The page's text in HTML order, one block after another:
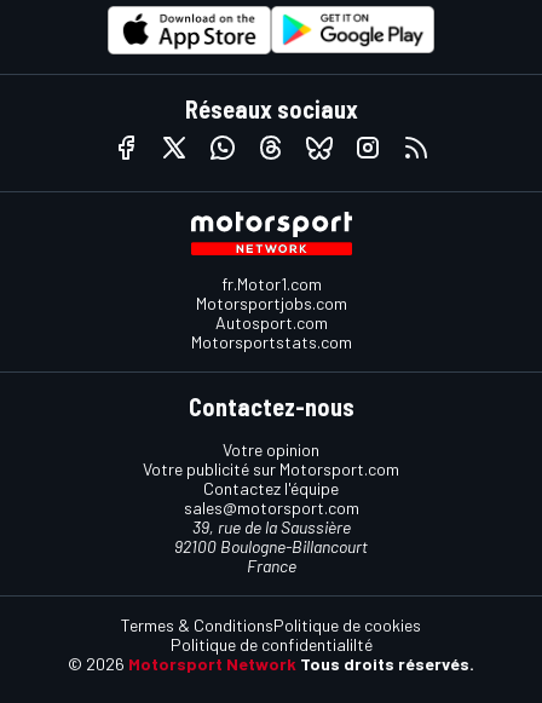
Réseaux sociaux
fr.Motor1.com
Motorsportjobs.com
Autosport.com
Motorsportstats.com
Contactez-nous
Votre opinion
Votre publicité sur Motorsport.com
Contactez l'équipe
sales@motorsport.com
39, rue de la Saussière
92100 Boulogne-Billancourt
France
© 2026 Motorsport Network Tous droits réservés.
Termes & ConditionsPolitique de cookies
Politique de confidentialilté